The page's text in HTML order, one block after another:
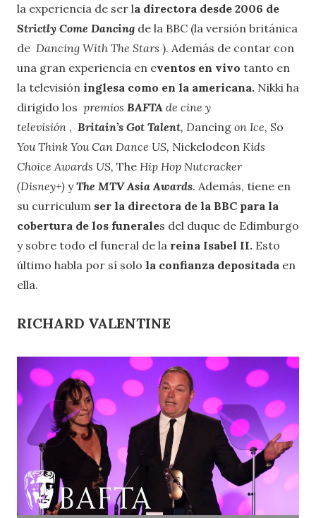
la experiencia de ser la directora desde 2006 de
Strictly Come Dancing de la BBC (la versión británica
de Dancing With The Stars ). Además de contar con
una gran experiencia en eventos en vivo tanto en
la televisión inglesa como en la americana. Nikki ha
dirigido los premios BAFTA de cine y
televisión , Britain’s Got Talent, Dancing on Ice, So
You Think You Can Dance US, Nickelodeon Kids
Choice Awards US, The Hip Hop Nutcracker
(Disney+) yThe MTV Asia Awards. Además, tiene en
su curriculum ser la directora de la BBC para la
cobertura de los funerales del duque de Edimburgo
y sobre todo el funeral de la reina Isabel II. Esto
último habla por sí solo la confianza depositada en
ella.
RICHARD VALENTINE